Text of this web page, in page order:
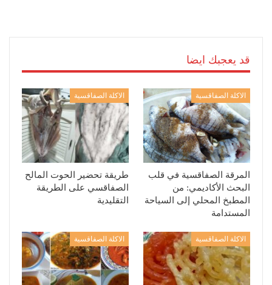
قد يعجبك ايضا
الاكلة الصفاقسية
المرقة الصفاقسية في قلب
البحث الأكاديمي: من
المطبخ المحلي إلى السياحة
المستدامة
الاكلة الصفاقسية
طريقة تحضير الحوت المالح
الصفاقسي على الطريقة
التقليدية
الاكلة الصفاقسية الاكلة الصفاقسية